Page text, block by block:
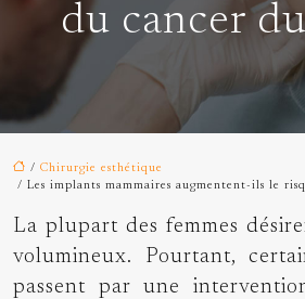
du cancer
/ Chirurgie esthétique
/ Les implants mammaires augmentent-ils le
La plupart des femmes
volumineux. Pourtant,
passent par une